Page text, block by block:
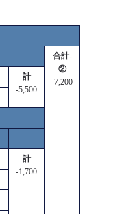
合計-
②
-7,200
計
-5,500
計
-1,700